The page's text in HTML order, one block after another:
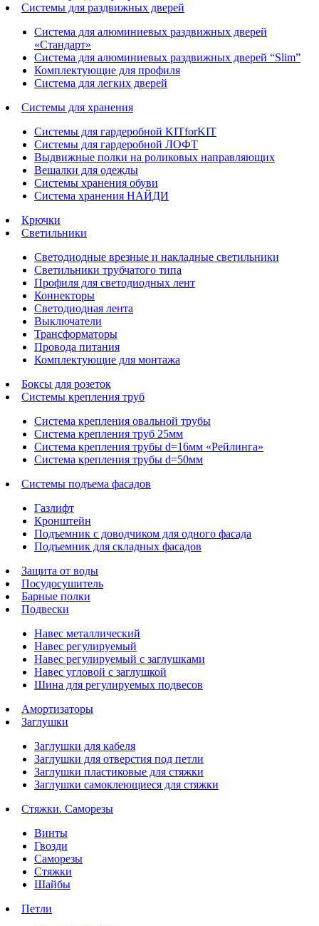
Системы для раздвижных дверей
Система для алюминиевых раздвижных дверей
«Стандарт»
Система для алюминиевых раздвижных дверей “Slim”
Комплектующие для профиля
Система для легких дверей
Системы для хранения
Системы для гардеробной KITforKIT
Системы для гардеробной ЛОФТ
Выдвижные полки на роликовых направляющих
Вешалки для одежды
Системы хранения обуви
Система хранения НАЙДИ
Крючки
Светильники
Светодиодные врезные и накладные светильники
Светильники трубчатого типа
Профиля для светодиодных лент
Коннекторы
Светодиодная лента
Выключатели
Трансформаторы
Провода питания
Комплектующие для монтажа
Боксы для розеток
Системы крепления труб
Система крепления овальной трубы
Система крепления труб 25мм
Система крепления трубы d=16мм «Рейлинга»
Система крепления трубы d=50мм
Системы подъема фасадов
Газлифт
Кронштейн
Подъемник с доводчиком для одного фасада
Подъемник для складных фасадов
Защита от воды
Посудосушитель
Барные полки
Подвески
Навес металлический
Навес регулируемый
Навес регулируемый с заглушками
Навес угловой с заглушкой
Шина для регулируемых подвесов
Амортизаторы
Заглушки
Заглушки для кабеля
Заглушки для отверстия под петли
Заглушки пластиковые для стяжки
Заглушки самоклеющиеся для стяжки
Стяжки. Саморезы
Винты
Гвозди
Саморезы
Стяжки
Шайбы
Петли